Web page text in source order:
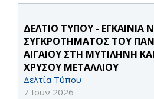
ΔΕΛΤΙΟ ΤΥΠΟΥ - ΕΓΚΑΙΝΙΑ
ΣΥΓΚΡΟΤΗΜΑΤΟΣ ΤΟΥ
ΑΙΓΑΙΟΥ ΣΤΗ ΜΥΤΙΛΗΝΗ
ΧΡΥΣΟΥ ΜΕΤΑΛΛΙΟΥ
Δελτία Τύπου
7 Ιουν 2026